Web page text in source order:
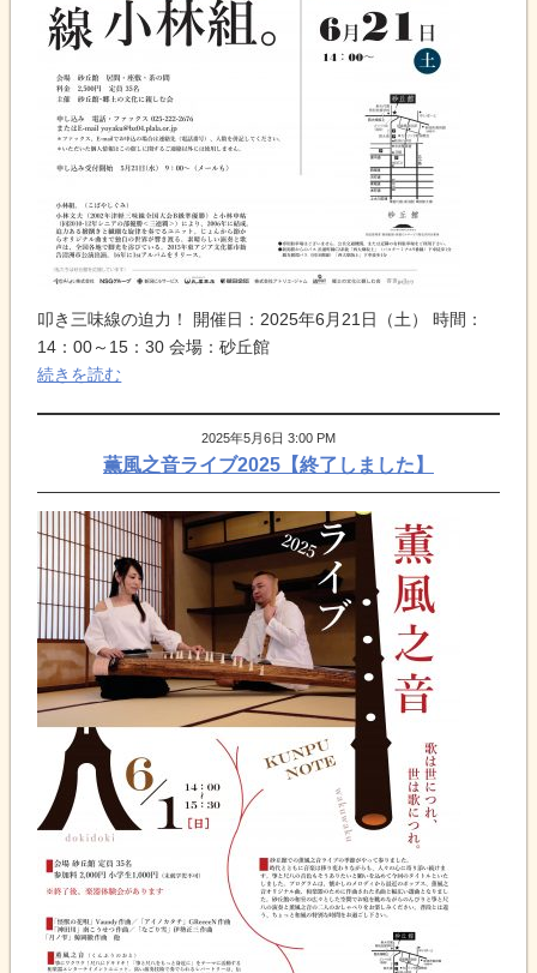
叩き三味線の迫力！ 開催日：2025年6月21日（土） 時間：
14：00～15：30 会場：砂丘館
続きを読む
2025年5月6日 3:00 PM
薫風之音ライブ2025【終了しました】